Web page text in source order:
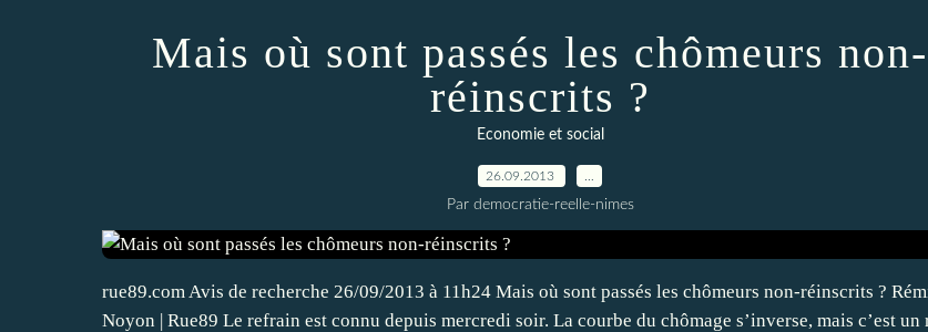
Mais où sont passés les chômeurs non-
réinscrits ?
Economie et social
26.09.2013
Par democratie-reelle-nimes
rue89.com Avis de recherche 26/09/2013 à 11h24 Mais où sont passés les chômeurs non-réinscrits ?
Noyon | Rue89 Le refrain est connu depuis mercredi soir. La courbe du chômage s’inverse, mais c’est un